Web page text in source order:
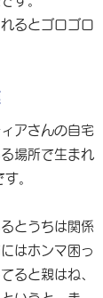
るとゴロゴロ
アさんの自宅
場所で生まれ
。
とうちは関係
はホンマ困っ
ると親はね、